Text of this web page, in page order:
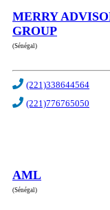
MERRY
GROUP
(Sénégal)
(221)338644564
(221)776765050
AML
(Sénégal)